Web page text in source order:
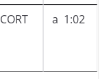
CORT a 1:02